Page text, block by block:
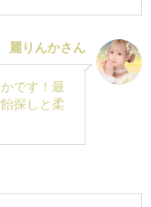
麗りんかさん
です！最
探しと柔